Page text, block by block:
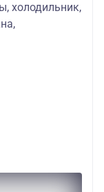
холодильник,